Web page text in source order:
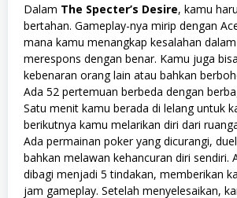
Dalam The Specter’s Desire, kamu
bertahan. Gameplay-nya mirip dengan
mana kamu menangkap kesalahan
merespons dengan benar. Kamu juga
kebenaran orang lain atau bahkan
Ada 52 pertemuan berbeda dengan
Satu menit kamu berada di lelang untuk
berikutnya kamu melarikan diri dari
Ada permainan poker yang dicurangi,
bahkan melawan kehancuran diri sendiri.
dibagi menjadi 5 tindakan, memberikan
jam gameplay. Setelah menyelesaikan,